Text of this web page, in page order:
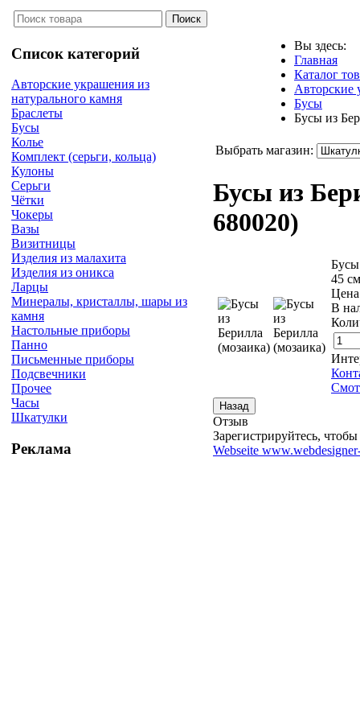
Список категорий
Авторские украшения из
натурального камня
Браслеты
Бусы
Колье
Комплект (серьги, кольца)
Кулоны
Серьги
Чётки
Чокеры
Вазы
Визитницы
Изделия из малахита
Изделия из оникса
Ларцы
Минералы, кристаллы, шары из
камня
Настольные приборы
Панно
Письменные приборы
Подсвечники
Прочее
Часы
Шкатулки
Реклама
Вы здесь:
Главная
Каталог
Авторские
Бусы
Бусы из
Выбрать магазин:
Бусы из
680020)
45 см
В
Отзыв
Зарегистрируйтесь, чтобы
Webseite